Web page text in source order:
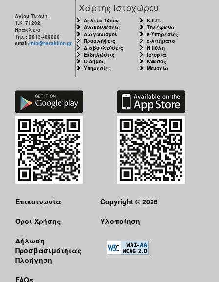
Αγίου Τίτου 1,
Τ.Κ. 71202,
Ηράκλειο
Τηλ.: 2813-409000
email:info@heraklion.gr
Χάρτης Ιστοχώρου
Δελτία Τύπου
Ανακοινώσεις
Διαγωνισμοί
Προσλήψεις
Διαβουλεύσεις
Εκδηλώσεις
Ο Δήμος
Υπηρεσίες
Κ.Ε.Π.
Τηλέφωνα
e-Υπηρεσίες
e-Αιτήματα
Η Πόλη
Ιστορία
Κνωσός
Μουσεία
Επικοινωνία
Όροι Χρήσης
Δήλωση
Προσβασιμότητας
Πλοήγηση
FAQs
Copyright © 2026
Υλοποίηση